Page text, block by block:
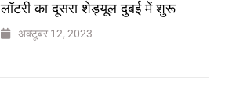
लॉटरी का दूसरा शेड्यूल दुबई में शुरू
अक्टूबर 12, 2023